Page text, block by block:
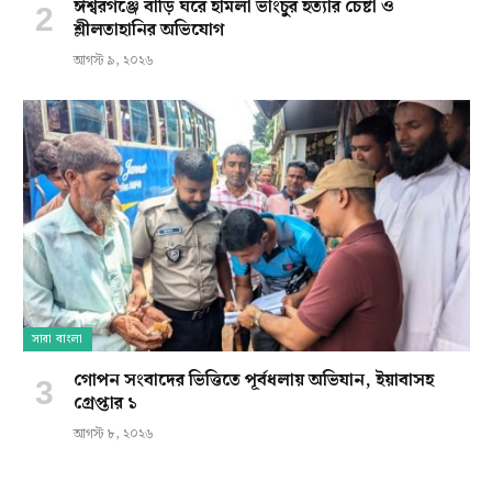
ঈশ্বরগঞ্জে বাড়ি ঘরে হামলা ভাংচুর হত্যার চেষ্টা ও
শ্লীলতাহানির অভিযোগ
আগস্ট ৯, ২০২৬
সারা বাংলা
গোপন সংবাদের ভিত্তিতে পূর্বধলায় অভিযান, ইয়াবাসহ
গ্রেপ্তার ১
আগস্ট ৮, ২০২৬